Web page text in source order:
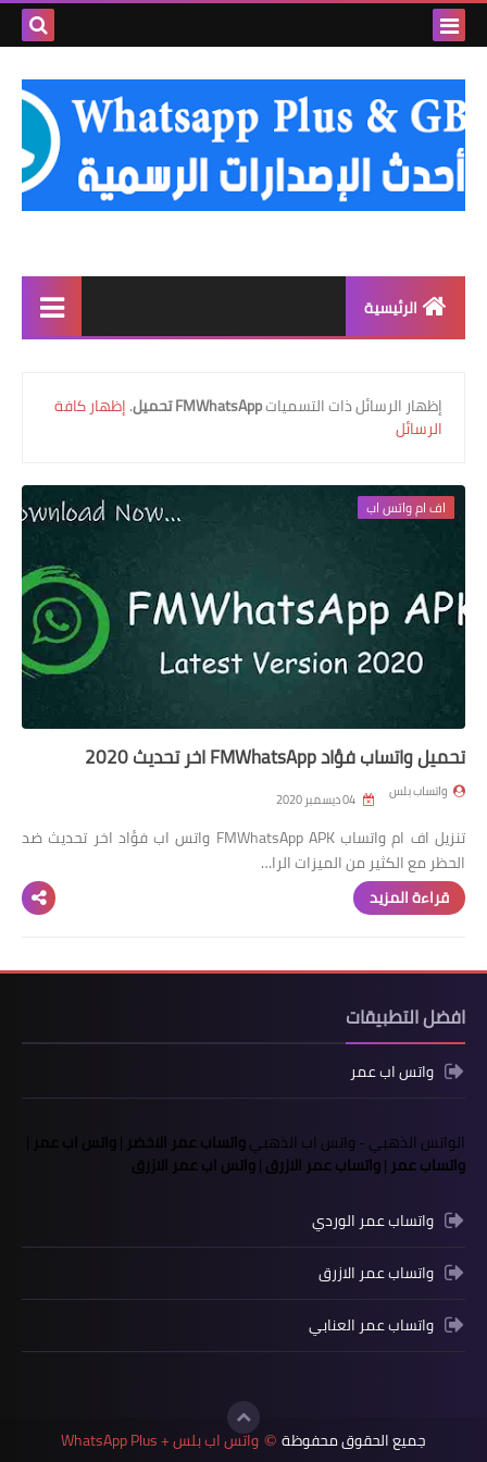
المدونة
الرئيسية
واتساب عمر العنابي
واتساب عمر الازرق
‏إظهار الرسائل ذات التسمياتFMWhatsApp تحميل .إظهار كافة
الرسائل
اف ام واتس اب
تحميل واتساب فؤاد FMWhatsApp اخر تحديث 2020
واتساب بلس
تنزيل اف ام واتساب FMWhatsApp APK واتس اب فؤاد اخر تحديث ضد
الحظر مع الكثير من الميزات الرا…
قراءة المزيد
افضل التطبيقات
واتس اب عمر
الواتس الذهبي-واتس اب الذهبيواتساب عمر الاخضر |واتس اب عمر
واتساب عمر|واتساب عمر الازرق|واتس اب عمر الازرق
واتساب عمر الوردي
واتساب عمر الازرق
واتساب عمر العنابي
جميع الحقوق محفوظة © واتس اب بلس + WhatsApp Plus